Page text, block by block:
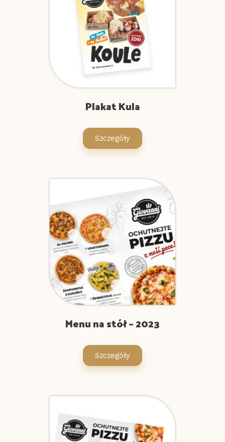
Plakat Kula
Szczegóły
Menu na stół – 2023
Szczegóły